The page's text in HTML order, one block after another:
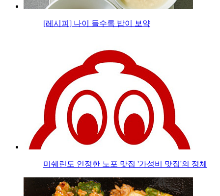
[레시피] 나이 들수록 밥이 보약
미쉐린도 인정한 노포 맛집 '가성비 맛집'의 정체